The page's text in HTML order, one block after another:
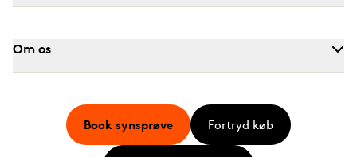
Om os
Book synsprøve Fortryd køb